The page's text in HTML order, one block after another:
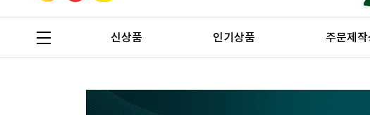
신상품 인기상품 주문제작